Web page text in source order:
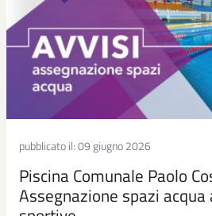
pubblicato il:09 giugno 2026
Piscina Comunale Paolo
Assegnazione spazi